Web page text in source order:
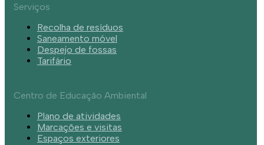
Serviços
Recolha de resíduos
Saneamento móvel
Despejo de fossas
Tarifário
Centro de Educação Ambiental
Plano de atividades
Marcações e visitas
Espaços exteriores